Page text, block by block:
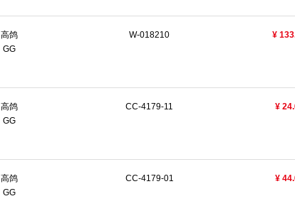
高鸽
GG
W-018210 ¥
高鸽
GG
CC-4179-11 ¥
高鸽
GG
CC-4179-01 ¥